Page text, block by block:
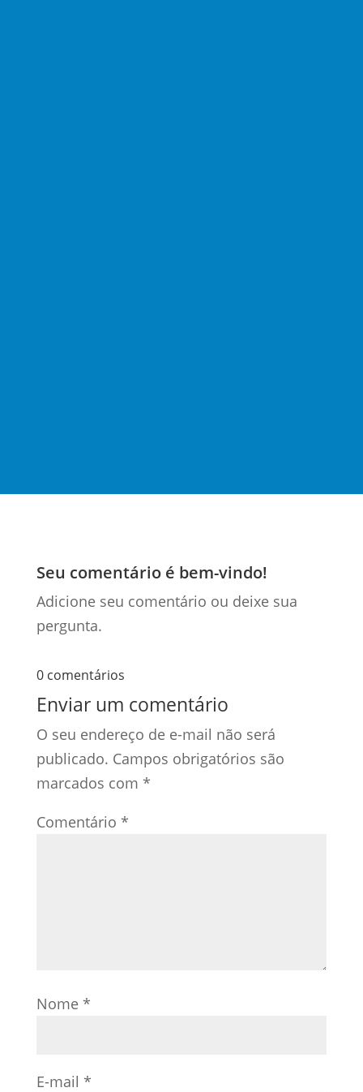
Seu comentário é bem-vindo!
Adicione seu comentário ou deixe sua
pergunta.
0 comentários
Enviar um comentário
O seu endereço de e-mail não será
publicado. Campos obrigatórios são
marcados com *
Comentário *
Nome *
E-mail *